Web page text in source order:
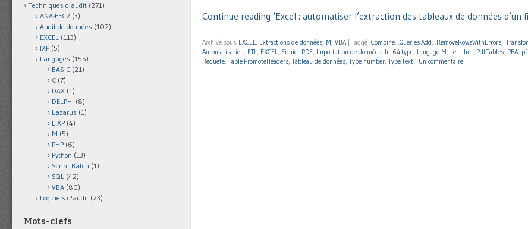
Continue reading ‘Excel : automatiser l’extraction des tableaux de données d’un
Archivé sous EXCEL Extractions de données M VBA Taggé .Combine .Queries.Add .RemoveRowsWithErrors
Automatisation ETL EXCEL Fichier PDF Importation de données Int64.type Langage M Let... In... Pdf.Tables PFA
Requête Table.PromoteHeaders Tableau de données Type number Type text Un commentaire
Techniques d'audit (271)
ANA-FEC2 (3)
Audit de données (102)
EXCEL (113)
IXP (5)
Langages (155)
BASIC (21)
C (7)
DAX (1)
DELPHI (8)
Lazarus (1)
LIXP (4)
M (5)
PHP (6)
Python (13)
Script Batch (1)
SQL (42)
VBA (80)
Logiciels d'audit (23)
Mots-clefs